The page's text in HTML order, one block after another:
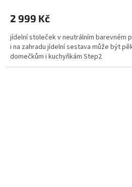
2 999 Kč
jídelní stoleček v neutrálním barevném
i na zahradu jídelní sestava může být
domečkům i kuchyňkám Step2